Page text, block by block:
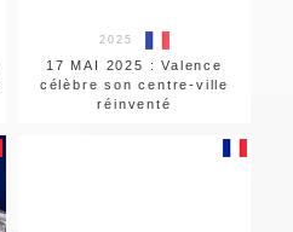
2025
17 MAI 2025 : Valence
célèbre son centre-ville
réinventé